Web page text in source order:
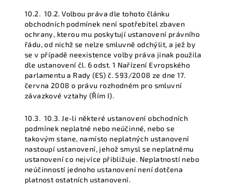
10.2. 10.2. Volbou práva dle tohoto článku
obchodních podmínek není spotřebitel zbaven
ochrany, kterou mu poskytují ustanovení právního
řádu, od nichž se nelze smluvně odchýlit, a jež by
se v případě neexistence volby práva jinak použila
dle ustanovení čl. 6 odst. 1 Nařízení Evropského
parlamentu a Rady (ES) č. 593/2008 ze dne 17.
června 2008 o právu rozhodném pro smluvní
závazkové vztahy (Řím I).
10.3. 10.3. Je-li některé ustanovení obchodních
podmínek neplatné nebo neúčinné, nebo se
takovým stane, namísto neplatných ustanovení
nastoupí ustanovení, jehož smysl se neplatnému
ustanovení co nejvíce přibližuje. Neplatností nebo
neúčinností jednoho ustanovení není dotčena
platnost ostatních ustanovení.